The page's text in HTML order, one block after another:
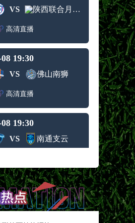
VS 陕西联合月亮泊队
高清直播
19:30
VS 佛山南狮
高清直播
19:30
VS 南通支云
19:35
VS 武汉三镇